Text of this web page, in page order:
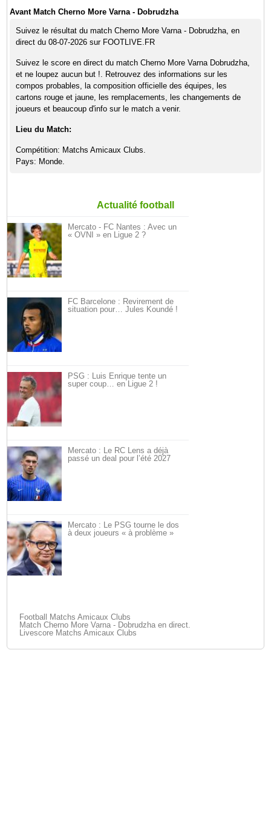
Avant Match Cherno More Varna - Dobrudzha
Suivez le résultat du match Cherno More Varna - Dobrudzha, en
direct du 08-07-2026 sur FOOTLIVE.FR
Suivez le score en direct du match Cherno More Varna Dobrudzha,
et ne loupez aucun but !. Retrouvez des informations sur les
compos probables, la composition officielle des équipes, les
cartons rouge et jaune, les remplacements, les changements de
joueurs et beaucoup d'info sur le match a venir.
Lieu du Match:
Compétition: Matchs Amicaux Clubs.
Pays: Monde.
Actualité football
Mercato - FC Nantes : Avec un
« OVNI » en Ligue 2 ?
FC Barcelone : Revirement de
situation pour… Jules Koundé !
PSG : Luis Enrique tente un
super coup… en Ligue 2 !
Mercato : Le RC Lens a déjà
passé un deal pour l’été 2027
Mercato : Le PSG tourne le dos
à deux joueurs « à problème »
Football Matchs Amicaux Clubs
Match Cherno More Varna - Dobrudzha en direct.
Livescore Matchs Amicaux Clubs